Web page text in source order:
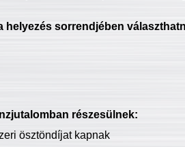
helyezés sorrendjében
részesülnek:
ösztöndíjat kapnak